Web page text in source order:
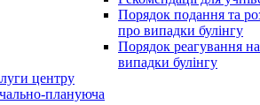
Порядок подання та
про випадки булінгу
Порядок реагування
випадки булінгу
центру
плануюча